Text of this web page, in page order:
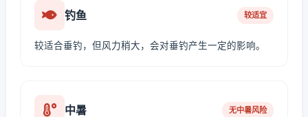
钓鱼 较适宜
较适合垂钓，但风力稍大，会对垂钓产生一定的影响。
中暑 无中暑风险